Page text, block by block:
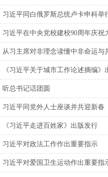
习近平同白俄罗斯总统卢卡申科举
习近平在中央党校建校90周年庆祝
从习主席对非理念读懂中非命运与
《习近平关于城市工作论述摘编》
听总书记话团圆
习近平同党外人士座谈并共迎新春
《习近平走进百姓家》出版发行
习近平对政法工作作出重要指示
习近平对爱国卫生运动作出重要指